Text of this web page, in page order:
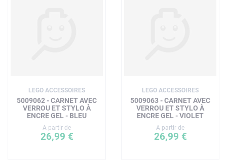
LEGO ACCESSOIRES
5009062 - CARNET AVEC
VERROU ET STYLO À
ENCRE GEL - BLEU
A partir de
26,99 €
LEGO ACCESSOIRES
5009063 - CARNET AVEC
VERROU ET STYLO À
ENCRE GEL - VIOLET
A partir de
26,99 €